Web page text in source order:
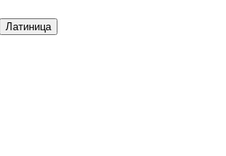
Латиница